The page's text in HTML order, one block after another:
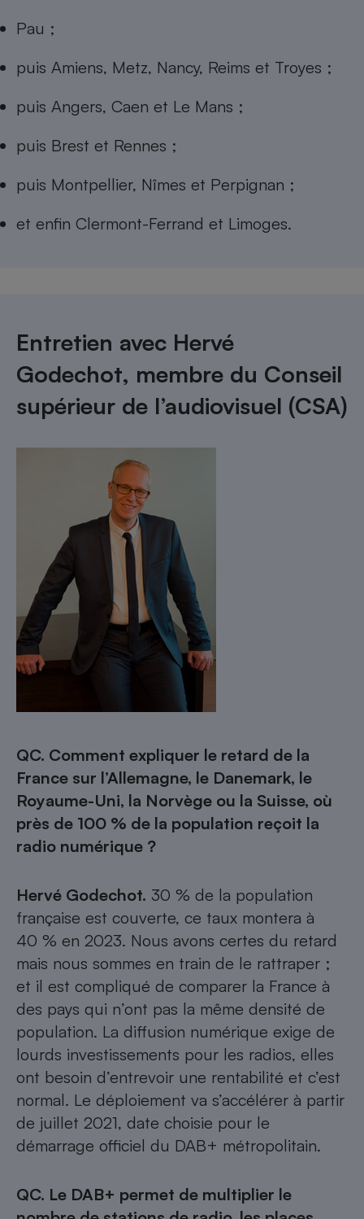
Pau ;
puis Amiens, Metz, Nancy, Reims et Troyes ;
puis Angers, Caen et Le Mans ;
puis Brest et Rennes ;
puis Montpellier, Nîmes et Perpignan ;
et enfin Clermont-Ferrand et Limoges.
Entretien avec Hervé
Godechot, membre du Conseil
supérieur de l’audiovisuel (CSA)
QC. Comment expliquer le retard de la
France sur l’Allemagne, le Danemark, le
Royaume-Uni, la Norvège ou la Suisse, où
près de 100 % de la population reçoit la
radio numérique ?
Hervé Godechot. 30 % de la population
française est couverte, ce taux montera à
40 % en 2023. Nous avons certes du retard
mais nous sommes en train de le rattraper ;
et il est compliqué de comparer la France à
des pays qui n’ont pas la même densité de
population. La diffusion numérique exige de
lourds investissements pour les radios, elles
ont besoin d’entrevoir une rentabilité et c’est
normal. Le déploiement va s’accélérer à partir
de juillet 2021, date choisie pour le
démarrage officiel du DAB+ métropolitain.
QC. Le DAB+ permet de multiplier le